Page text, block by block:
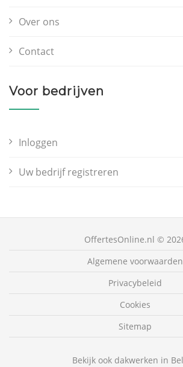
Over ons
Contact
Voor bedrijven
Inloggen
Uw bedrijf registreren
OffertesOnline.nl ©
Algemene voorwaarden
Privacybeleid
Cookies
Sitemap
Bekijk ook dakwerken in